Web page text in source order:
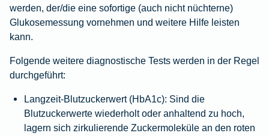
werden, der/die eine sofortige (auch nicht nüchterne)
Glukosemessung vornehmen und weitere Hilfe leisten
kann.
Folgende weitere diagnostische Tests werden in der Regel
durchgeführt:
Langzeit-Blutzuckerwert (HbA1c): Sind die
Blutzuckerwerte wiederholt oder anhaltend zu hoch,
lagern sich zirkulierende Zuckermoleküle an den roten